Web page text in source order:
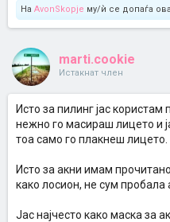
На AvonSkopje му/ѝ се допаѓа
marti.cookie
Истакнат член
Исто за пилинг јас
нежно го масираш лицето и
тоа само го плакнеш лицето.
Исто за акни имам
како лосион, не сум
Јас најчесто како маска за